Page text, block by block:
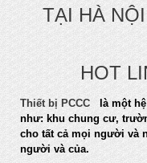
TẠI HÀ
HOT
Thiết bị PCCC
là một
như: khu chung cư,
cho tất cả mọi người và
người và của.